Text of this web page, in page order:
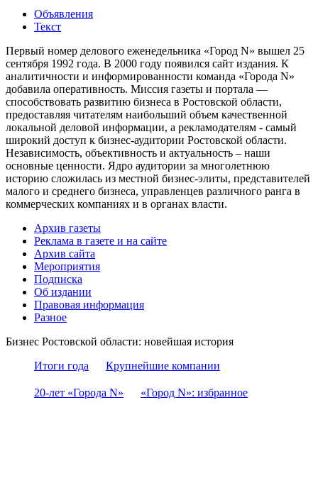
Объявления
Текст
Первый номер делового еженедельника «Город N» вышел 25
сентября 1992 года. В 2000 году появился сайт издания. К
аналитичности и информированности команда «Города N»
добавила оперативность. Миссия газеты и портала —
способствовать развитию бизнеса в Ростовской области,
предоставляя читателям наибольший объем качественной
локальной деловой информации, а рекламодателям - самый
широкий доступ к бизнес-аудитории Ростовской области.
Независимость, объективность и актуальность – наши
основные ценности. Ядро аудитории за многолетнюю
историю сложилась из местной бизнес-элиты, представителей
малого и среднего бизнеса, управленцев различного ранга в
коммерческих компаниях и в органах власти.
Архив газеты
Реклама в газете и на сайте
Архив сайта
Мероприятия
Подписка
Об издании
Правовая информация
Разное
Бизнес Ростовской области: новейшая история
Итоги года
Крупнейшие компании
20-лет «Города N» «Город N»: избранное